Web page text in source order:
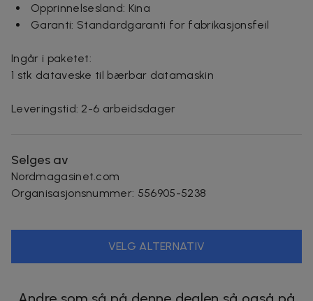
Opprinnelsesland: Kina
Garanti: Standardgaranti for fabrikasjonsfeil
Ingår i paketet:
1 stk dataveske til bærbar datamaskin
Leveringstid: 2-6 arbeidsdager
Selges av
Nordmagasinet.com
Organisasjonsnummer: 556905-5238
VELG ALTERNATIV